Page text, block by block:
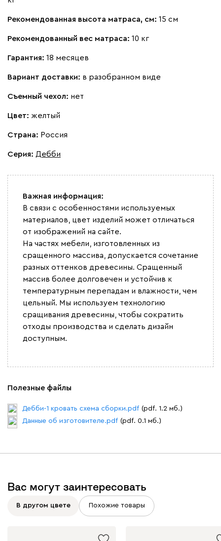
Рекомендованная высота матраса, см: 15 см
Рекомендованный вес матраса: 10 кг
Гарантия: 18 месяцев
Вариант доставки: в разобранном виде
Съемный чехол: нет
Цвет: желтый
Страна: Россия
Серия: Дебби
Важная информация:
В связи с особенностями используемых
материалов, цвет изделий может отличаться
от изображений на сайте.
На частях мебели, изготовленных из
сращенного массива, допускается сочетание
разных оттенков древесины. Сращенный
массив более долговечен и устойчив к
температурным перепадам и влажности, чем
цельный. Мы используем технологию
сращивания древесины, чтобы сократить
отходы производства и сделать дизайн
доступным.
Полезные файлы
Дебби-1 кровать схема сборки.pdf (pdf. 1.2 мб.)
Данные об изготовителе.pdf (pdf. 0.1 мб.)
Вас могут заинтересовать
В другом цвете Похожие товары